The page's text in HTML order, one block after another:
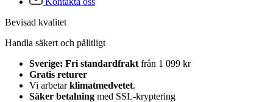
Bevisad kvalitet
Handla säkert och pålitligt
Sverige: Fri standardfrakt från 1 099 kr
Gratis returer
Vi arbetarklimatmedvetet.
Säker betalning med SSL-kryptering